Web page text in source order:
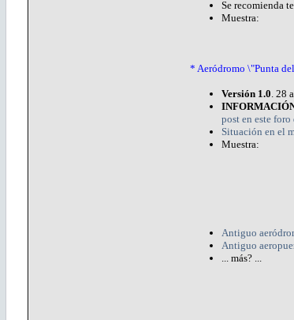
Se recomienda
Muestra:
* Aeródromo \"Punta
Versión 1.0 . 28
post en este foro
Situación en el
Muestra:
Antiguo
Antiguo
... más? ...